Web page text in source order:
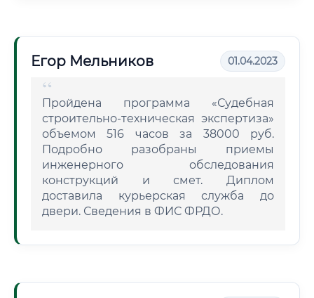
Егор Мельников 01.04.2023
Пройдена программа «Судебная
строительно-техническая экспертиза»
объемом 516 часов за 38000 руб.
Подробно разобраны приемы
инженерного обследования
конструкций и смет. Диплом
доставила курьерская служба до
двери. Сведения в ФИС ФРДО.